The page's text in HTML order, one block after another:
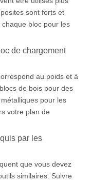
sont forts et
bloc pour les
de chargement
au poids et à
de bois pour des
pour les
votre plan de
par les
que vous devez
similaires. Suivre